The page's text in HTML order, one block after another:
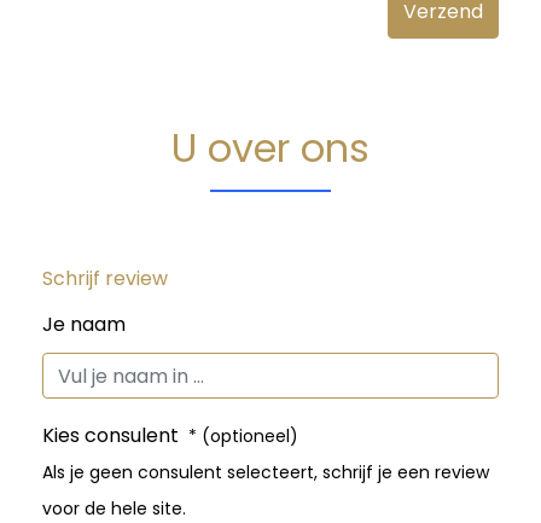
U over ons
Schrijf review
Je naam
Kies consulent * (optioneel)
Als je geen consulent selecteert, schrijf je een review
voor de hele site.